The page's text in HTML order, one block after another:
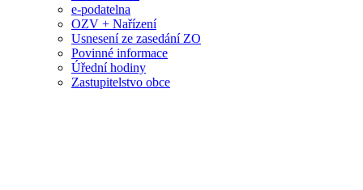
e-podatelna
OZV + Nařízení
Usnesení ze zasedání ZO
Povinné informace
Úřední hodiny
Zastupitelstvo obce